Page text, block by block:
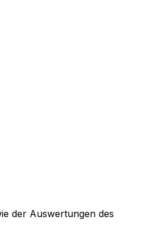
der Auswertungen des